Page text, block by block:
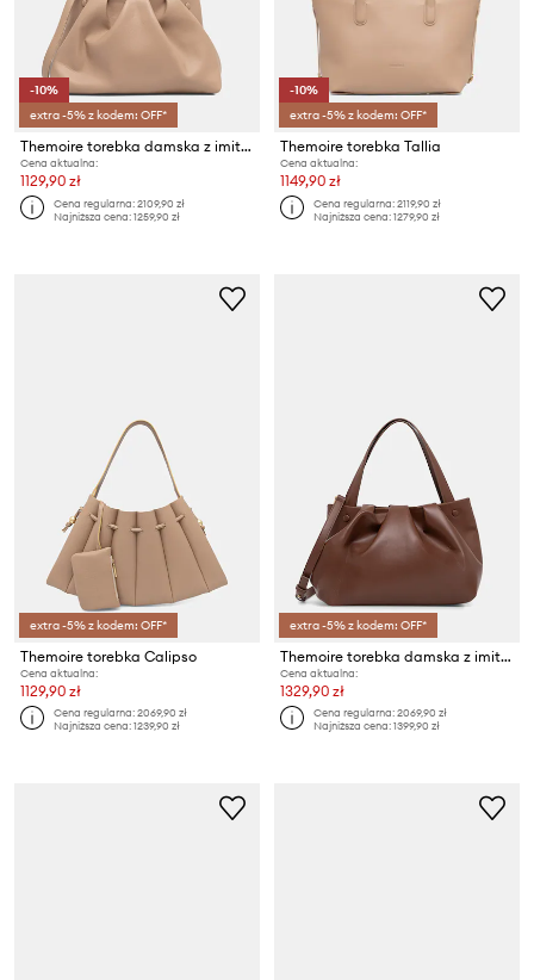
-10%
extra -5% z kodem: OFF*
Themoire torebka damska z imitacji skóry Athena
Cena aktualna:
1129,90 zł
Cena regularna:2109,90 zł
Najniższa cena:1259,90 zł
-10%
extra -5% z kodem: OFF*
Themoire torebka Tallia
Cena aktualna:
1149,90 zł
Cena regularna:2119,90 zł
Najniższa cena:1279,90 zł
extra -5% z kodem: OFF*
Themoire torebka Calipso
Cena aktualna:
1129,90 zł
Cena regularna:2069,90 zł
Najniższa cena:1239,90 zł
extra -5% z kodem: OFF*
Themoire torebka damska z imitacji skóry Athena
Cena aktualna:
1329,90 zł
Cena regularna:2069,90 zł
Najniższa cena:1399,90 zł